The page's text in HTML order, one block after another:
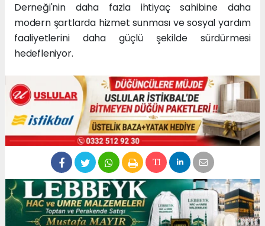
Derneği'nin daha fazla ihtiyaç sahibine daha
modern şartlarda hizmet sunması ve sosyal yardım
faaliyetlerini daha güçlü şekilde sürdürmesi
hedefleniyor.